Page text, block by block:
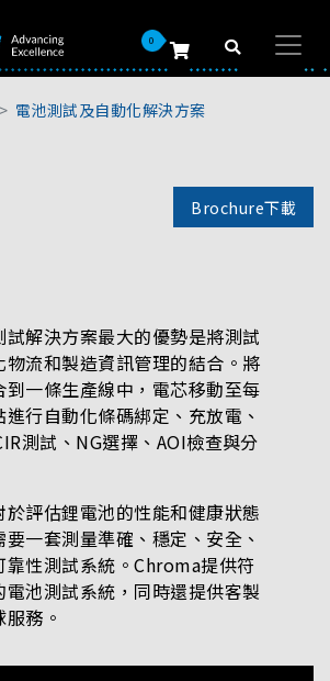
0
電池測試及自動化解決方案
Brochure下載
試解決方案最大的優勢是將測試
物流和製造資訊管理的結合。將
到一條生產線中，電芯移動至每
行自動化條碼綁定、充放電、
測試、NG選擇、AOI檢查與分
於評估鋰電池的性能和健康狀態
一套測量準確、穩定、安全、
靠性測試系統。Chroma提供符
電池測試系統，同時還提供客製
務。